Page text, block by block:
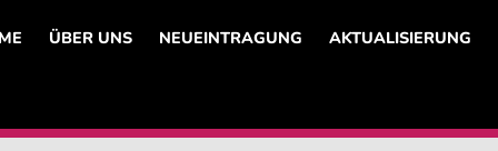
ÜBER UNS NEUEINTRAGUNG AKTUALISIERUNG